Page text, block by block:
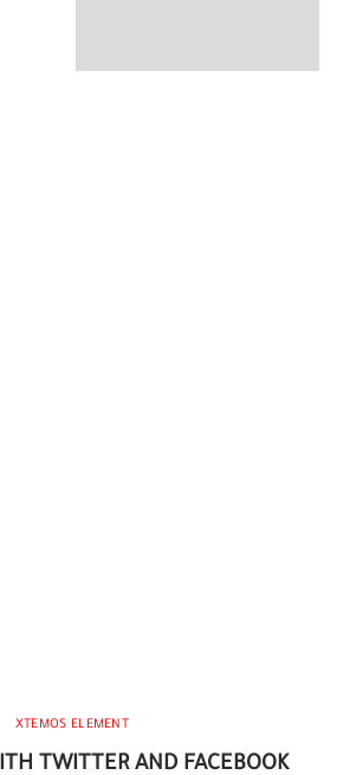
XTEMOS ELEMENT
TWITTER AND FACEBOOK